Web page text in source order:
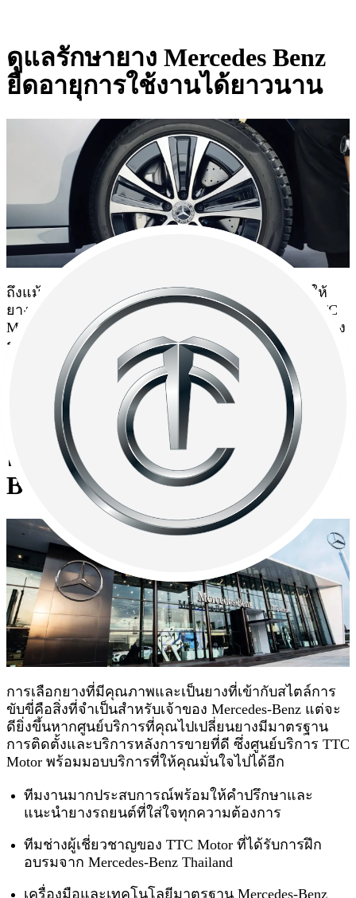
ดูแลรักษายาง Mercedes Benz
ยืดอายุการใช้งานได้ยาวนาน
ถึงแม้ยาง Mercedes MO ทุกรุ่นจะมีคุณภาพสูง เพื่อให้
ยางมีประสิทธิภาพและมีอายุการใช้งานที่ยาวนาน TTC
Motor แนะนำให้เจ้าของรถ หมั่นตรวจเช็กสภาพของยาง
รถยนต์โดยรวม ไม่ว่าจะเป็น แรงดันลมยาง ความเสีย
หาย หน้ายาง เพื่อความปลอดภัยของตัวคุณ
TTC Motor พร้อมให้คุณเลือก
ยาง MO ที่ใช่ ให้ Mercedes-
Benz วิ่งได้เต็มสมรรถนะ
การเลือกยางที่มีคุณภาพและเป็นยางที่เข้ากับสไตล์การ
ขับขี่คือสิ่งที่จำเป็นสำหรับเจ้าของ Mercedes-Benz แต่จะ
ดียิ่งขึ้นหากศูนย์บริการที่คุณไปเปลี่ยนยางมีมาตรฐาน
การติดตั้งและบริการหลังการขายที่ดี ซึ่งศูนย์บริการ TTC
Motor พร้อมมอบบริการที่ให้คุณมั่นใจไปได้อีก
ทีมงานมากประสบการณ์พร้อมให้คำปรึกษาและ
แนะนำยางรถยนต์ที่ใส่ใจทุกความต้องการ
ทีมช่างผู้เชี่ยวชาญของ TTC Motor ที่ได้รับการฝึก
อบรมจาก Mercedes-Benz Thailand
เครื่องมือและเทคโนโลยีมาตรฐาน Mercedes-Benz